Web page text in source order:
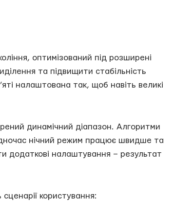
оптимізований під розширені
та підвищити стабільність
налаштована так, щоб навіть великі
динамічний діапазон. Алгоритми
нічний режим працює швидше та
додаткові налаштування – результат
користування: